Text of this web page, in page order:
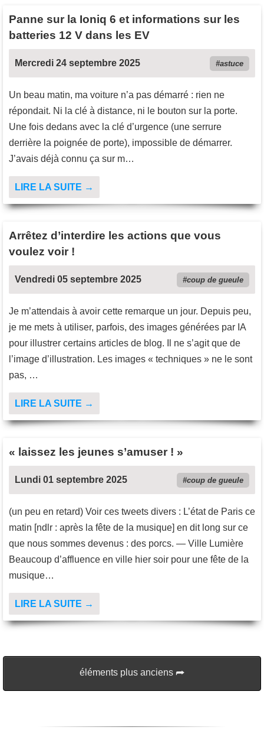
Panne sur la Ioniq 6 et informations sur les
batteries 12 V dans les EV
Mercredi 24 septembre 2025 astuce
Un beau matin, ma voiture n’a pas démarré : rien ne
répondait. Ni la clé à distance, ni le bouton sur la porte.
Une fois dedans avec la clé d’urgence (une serrure
derrière la poignée de porte), impossible de démarrer.
J’avais déjà connu ça sur m…
LIRE LA SUITE →
Arrêtez d’interdire les actions que vous
voulez voir !
Vendredi 05 septembre 2025 coup de gueule
Je m’attendais à avoir cette remarque un jour. Depuis peu,
je me mets à utiliser, parfois, des images générées par IA
pour illustrer certains articles de blog. Il ne s’agit que de
l’image d’illustration. Les images « techniques » ne le sont
pas, …
LIRE LA SUITE →
« laissez les jeunes s’amuser ! »
Lundi 01 septembre 2025 coup de gueule
(un peu en retard) Voir ces tweets divers : L’état de Paris ce
matin [ndlr : après la fête de la musique] en dit long sur ce
que nous sommes devenus : des porcs. — Ville Lumière
Beaucoup d’affluence en ville hier soir pour une fête de la
musique…
LIRE LA SUITE →
éléments plus anciens